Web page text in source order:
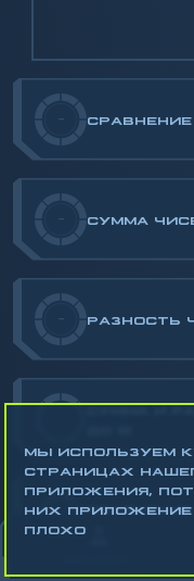
-
- СУММА
- РАЗНОСТЬ
-
МЫ ИСПОЛЬЗУЕМ
СТРАНИЦАХ
ПРИЛОЖЕНИЯ,
НИХ ПРИЛОЖЕНИЕ
ПЛОХО